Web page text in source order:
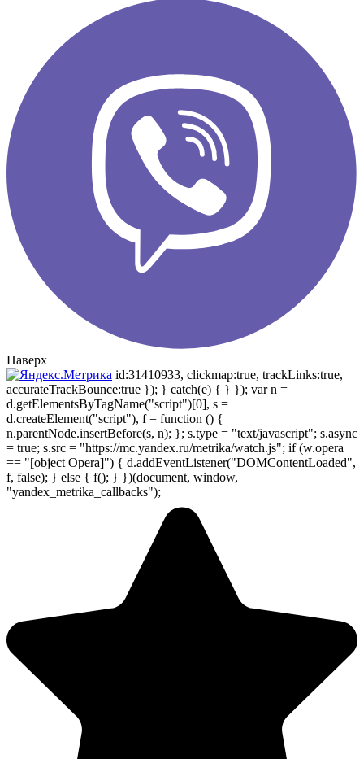
Наверх
id:31410933, clickmap:true, trackLinks:true,
accurateTrackBounce:true }); } catch(e) { } }); var n =
d.getElementsByTagName("script")[0], s =
d.createElement("script"), f = function () {
n.parentNode.insertBefore(s, n); }; s.type = "text/javascript"; s.async
= true; s.src = "https://mc.yandex.ru/metrika/watch.js"; if (w.opera
== "[object Opera]") { d.addEventListener("DOMContentLoaded",
f, false); } else { f(); } })(document, window,
"yandex_metrika_callbacks");